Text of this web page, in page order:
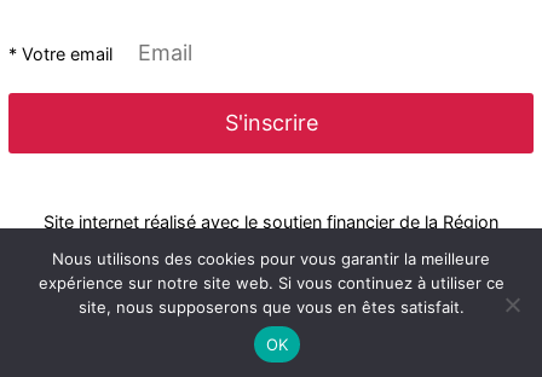
* Votre email
Site internet réalisé avec le soutien financier de la Région
Nouvelle-Aquitaine
Nous utilisons des cookies pour vous garantir la meilleure
expérience sur notre site web. Si vous continuez à utiliser ce
site, nous supposerons que vous en êtes satisfait.
OK